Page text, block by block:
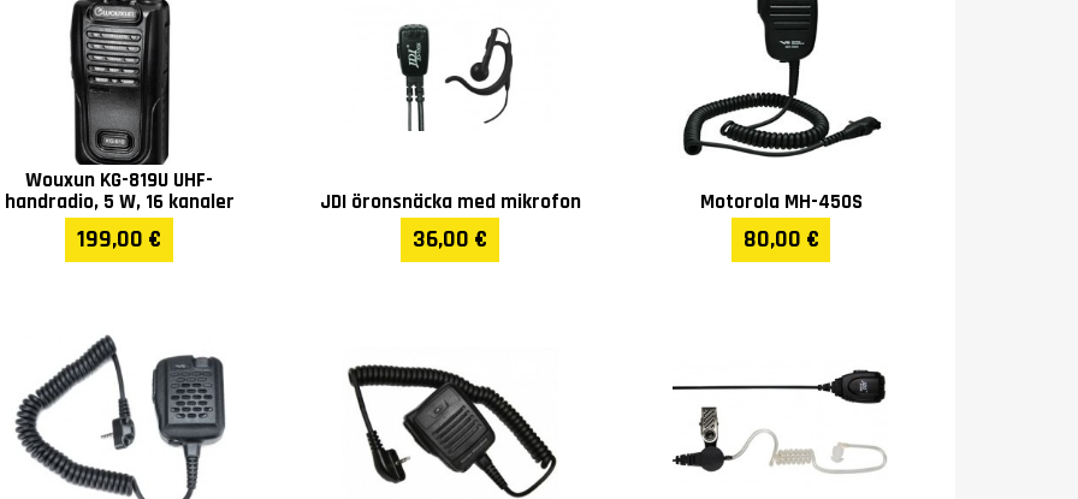
Wouxun KG-819U UHF-
handradio, 5 W, 16 kanaler
199,00 €
JDI öronsnäcka med mikrofon
36,00 €
Motorola MH-450S
80,00 €